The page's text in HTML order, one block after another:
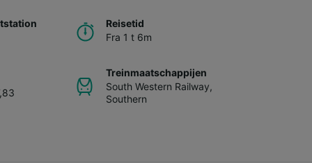
Reisetid
Fra 1 t 6m
Treinmaatschappijen
South Western Railway,
Southern